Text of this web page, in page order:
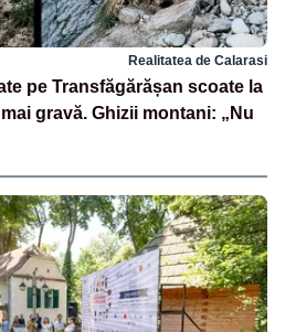
Realitatea de Calarasi
pe Transfăgărășan scoate la
gravă. Ghizii montani: „Nu